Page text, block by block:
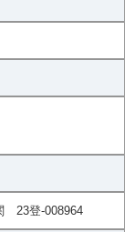
23登-008964